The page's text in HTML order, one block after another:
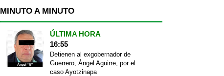
MINUTO A MINUTO
ÚLTIMA HORA
16:55
Detienen al exgobernador de
Guerrero, Ángel Aguirre, por el
caso Ayotzinapa